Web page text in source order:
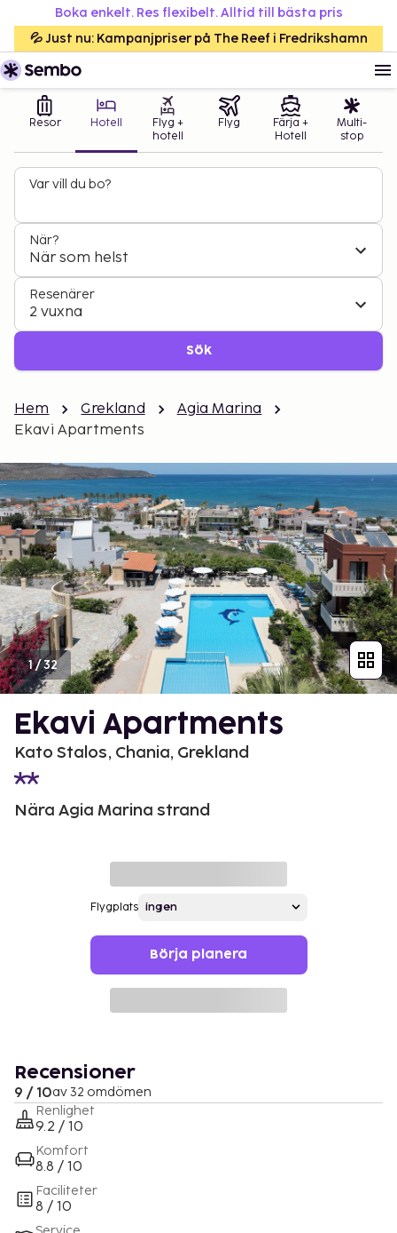
Boka enkelt. Res flexibelt. Alltid till bästa pris
💦 Just nu: Kampanjpriser på The Reef i Fredrikshamn
Resor Hotell
Flyg +
hotell
Flyg
Färja +
Hotell
Multi-
stop
Var vill du bo?
När?
När som helst
Resenärer
2 vuxna
Sök
Hem Grekland
Agia Marina
Ekavi Apartments
1/32
Ekavi Apartments
Kato Stalos, Chania, Grekland
Nära Agia Marina strand
Flygplats
Börja planera
Recensioner
9 / 10av 32 omdömen
Renlighet
9.2 / 10
Komfort
8.8 / 10
Faciliteter
8 / 10